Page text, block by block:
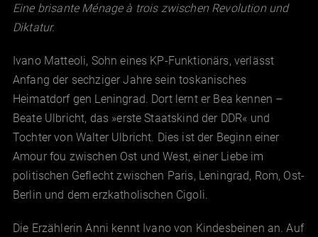
Eine brisante Ménage à trois zwischen Revolution und
Diktatur.
Ivano Matteoli, Sohn eines KP-Funktionärs, verlässt
Anfang der sechziger Jahre sein toskanisches
Heimatdorf gen Leningrad. Dort lernt er Bea kennen –
Beate Ulbricht, das »erste Staatskind der DDR« und
Tochter von Walter Ulbricht. Dies ist der Beginn einer
Amour fou zwischen Ost und West, einer Liebe im
politischen Geflecht zwischen Paris, Leningrad, Rom, Ost-
Berlin und dem erzkatholischen Cigoli.
Die Erzählerin Anni kennt Ivano von Kindesbeinen an. Auf